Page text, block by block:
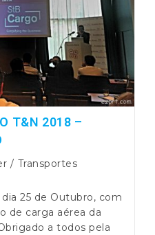
T&N 2018 –
/ Transportes
25 de Outubro, com
de carga aérea da
a todos pela